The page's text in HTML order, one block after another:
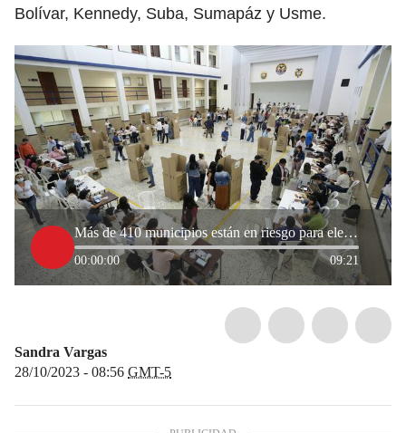
Bolívar, Kennedy, Suba, Sumapáz y Usme.
Más de 410 municipios están en riesgo para elecciones regionales por grupos armados
00:00:00 09:21
Sandra Vargas
28/10/2023 - 08:56 GMT-5